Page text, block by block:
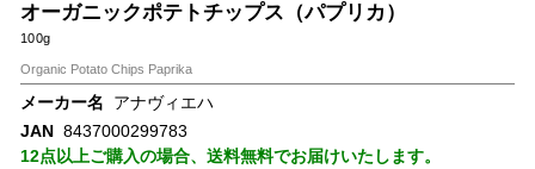
オーガニックポテトチップス（パプリカ）
100g
Organic Potato Chips Paprika
メーカー名
アナヴィエハ
JAN 8437000299783
12点以上ご購入の場合、送料無料でお届けいたします。